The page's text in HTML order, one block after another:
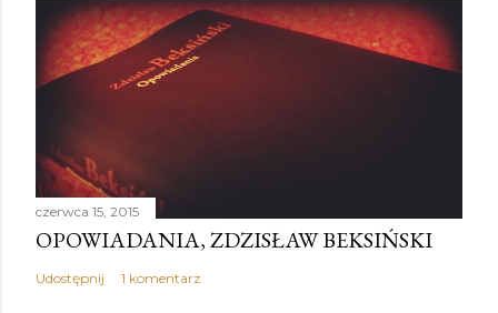
czerwca 15, 2015
OPOWIADANIA, ZDZISŁAW BEKSIŃSKI
Udostępnij 1 komentarz